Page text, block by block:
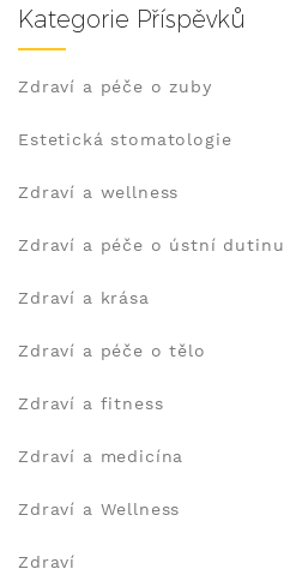
Kategorie Příspěvků
Zdraví a péče o zuby
Estetická stomatologie
Zdraví a wellness
Zdraví a péče o ústní dutinu
Zdraví a krása
Zdraví a péče o tělo
Zdraví a fitness
Zdraví a medicína
Zdraví a Wellness
Zdraví